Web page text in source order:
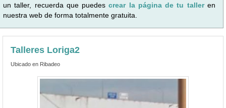
un taller, recuerda que puedescrear la página de tu talleren
nuestra web de forma totalmente gratuita.
Talleres Loriga2
Ubicado en Ribadeo